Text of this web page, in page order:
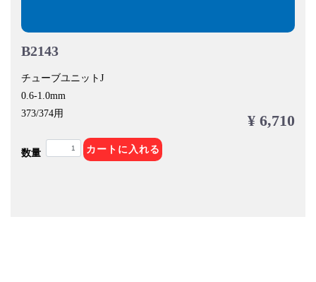
B2143
チューブユニットJ
0.6-1.0mm
373/374用
¥ 6,710
数量 カートに入れる